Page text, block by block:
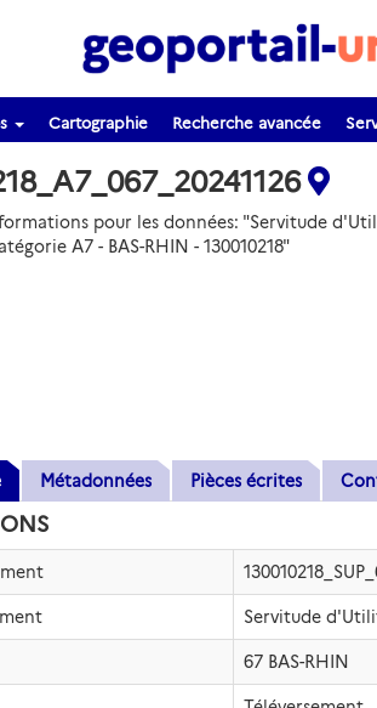
Cartographie Recherche avancée
pour les données: "Servitude
A7 - BAS-RHIN - 130010218"
Métadonnées Pièces écrites
Servitude
67 BAS-RHIN